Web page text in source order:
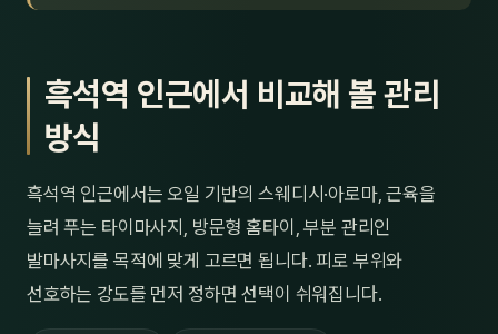
흑석역 인근에서 비교해 볼 관리
방식
흑석역 인근에서는 오일 기반의 스웨디시·아로마, 근육을
늘려 푸는 타이마사지, 방문형 홈타이, 부분 관리인
발마사지를 목적에 맞게 고르면 됩니다. 피로 부위와
선호하는 강도를 먼저 정하면 선택이 쉬워집니다.